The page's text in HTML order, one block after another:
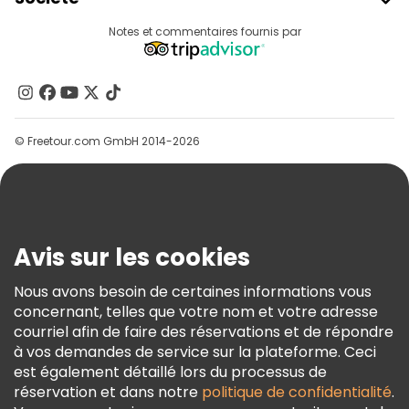
Connexion Du Fournisseur
Programme D’affiliation
Contactez-Nous
Groupes
Aide
Conditions Générales Et Mentions Légales
Politique En Matière De Cookies
Freetour Prix
Programme De Fidélité
Notes et commentaires fournis par
© Freetour.com GmbH 2014-2026
Avis sur les cookies
Nous avons besoin de certaines informations vous
concernant, telles que votre nom et votre adresse
courriel afin de faire des réservations et de répondre
à vos demandes de service sur la plateforme. Ceci
est également détaillé lors du processus de
réservation et dans notre politique de confidentialité.